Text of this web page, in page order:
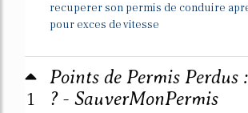
recuperer son permis de conduire
pour exces de vitesse
1
Points de Permis Perdus
? - SauverMonPermis